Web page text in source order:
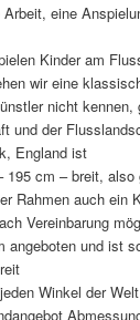
eine
Kinder am
wir eine
nicht kennen,
und der
England ist
195 cm – breit, also
Rahmen auch ein
Vereinbarung
angeboten und ist
Winkel der